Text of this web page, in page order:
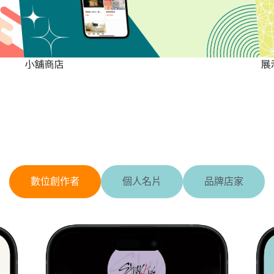
小舖商店 展
數位創作者 個人名片 品牌店家